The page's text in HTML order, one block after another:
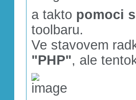
a takto pomoci
toolbaru.
Ve stavovem
"PHP", ale